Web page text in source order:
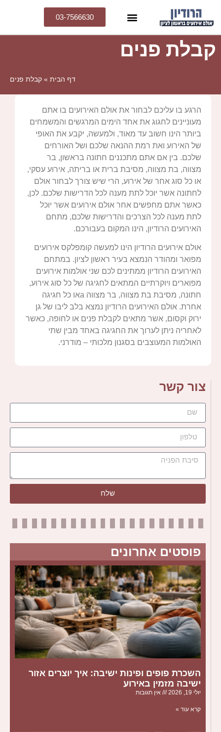
03-7566630
קבלת פנים
דף הבית » קבלת פנים
הרגע בו עליכם לבחור את אולם האירועים בו אתם
מעוניינים לחגוג את אחד הימים המרגשים והמשמחים
ביותר הינו חשוב עד מאוד, ולמעשה, יקבע את האופי
של האירוע ואת רמת ההנאה שלכם ושל האורחים
שלכם. בין אם אתם מתכננים חתונה בראשון, בר
מצווה, בת מצווה, מסיבת ברית או בריתה, אירוע עסקי,
או כל סוג אחר של אירוע, הרי שיש צורך לבחור אולם
לחתונה אשר יוכל לתת מענה לכל הדרישות שלכם. לכן,
כאשר אתם מחפשים אחר אולם אירועים אשר יוכל
לתת מענה לכל הצרכים והדרישות שלכם, מתחם
האירועים הרודיון, הינו המקום בעבורכם.
אולם אירועים הרודיון הינו למעשה קומפלקס אירועים
מפואר ומהודר הנמצא בעיר ראשון לציון. במתחם
האירועים הרודיון ממתינים לכם שני אולמות אירועים
מפוארים ויוקרתיים המתאים לחגיגה של כל סוג אירוע,
חתונה, מסיבת בת מצווה, בר מצווה aאו כל חגיגה
אחרת. אולם האירועים הרודיון נמצא בלב ליבו של גן
ירוק וקסום, אשר מתאים לקבלת פנים או לחופה, כאשר
לאחריה ניתן לערוך את החגיגה באחד מבין שתי
האולמות המעוצבים בסגנון מלכותי – מודרני.
צור קשר
שלח
פוסטים אחרונים
השכרת פופים ופינות ישיבה: איך יוצרים אזור
ישיבה מזמין באירוע
יולי 19, 2026 אין תגובות
קרא עוד »